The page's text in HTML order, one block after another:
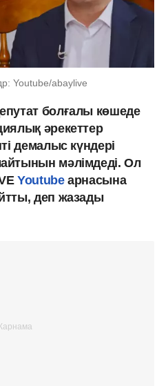
Youtube/abaylive
болғалы көшеде
әрекеттер
демалыс күндері
мәлімдеді. Ол
Youtubeарнасына
деп жазады